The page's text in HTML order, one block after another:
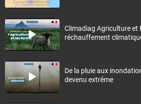
Climadiag Agriculture et
réchauffement
De la pluie aux
devenu extrême